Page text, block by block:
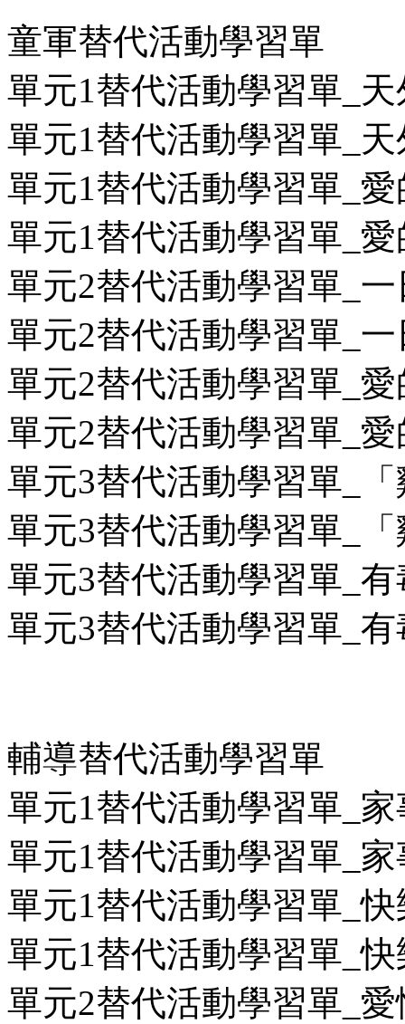
童軍替代活動學習單
單元1替代活動學習單_
單元1替代活動學習單_
單元1替代活動學習單_
單元1替代活動學習單_
單元2替代活動學習單_
單元2替代活動學習單_
單元2替代活動學習單_
單元2替代活動學習單_
單元3替代活動學習單_
單元3替代活動學習單_
單元3替代活動學習單_
單元3替代活動學習單_
輔導替代活動學習單
單元1替代活動學習單_
單元1替代活動學習單_
單元1替代活動學習單_
單元1替代活動學習單_
單元2替代活動學習單_